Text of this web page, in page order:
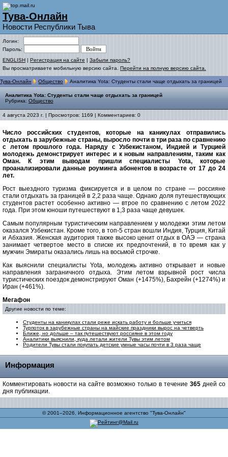
Тува-Онлайн
Новости Республики Тыва
Логин:
Пароль:
ENGLISH | Регистрация на сайте | Забыли пароль?
Вы просматриваете мобильную версию сайта. Перейти на полную версию сайта.
Тува-Онлайн Общество Аналитика Yota: Студенты стали чаще отдыхать за границей
Аналитика Yota: Студенты стали чаще отдыхать за границей
Рубрика: Общество
4 августа 2023 г. | Просмотров: 1169 | Комментариев: 0
Число российских студентов, которые на каникулах отправились
отдыхать в зарубежные страны, выросло почти в три раза по сравнению
с летом прошлого года. Наряду с Узбекистаном, Индией и Турцией
молодежь демонстрирует интерес и к новым направлениям, таким как
Оман. К этим выводам пришли специалисты Yota, которые
проанализировали данные роуминга абонентов в возрасте от 17 до 24
лет.
Рост выездного туризма фиксируется и в целом по стране — россияне
стали отдыхать за границей в 2,2 раза чаще. Однако доля путешествующих
студентов растет особенно активно — втрое по сравнению с летом 2022
года. При этом юноши путешествуют в 1,3 раза чаще девушек.
Самым популярным туристическим направлением у молодежи этим летом
оказался Узбекистан. Кроме того, в топ-5 стран вошли Индия, Турция, Китай
и Абхазия. Женская аудитория также высоко ценит отдых в ОАЭ — страна
занимает четвертое место в списке их предпочтений, в то время как у
мужчин Эмираты оказались лишь на восьмой строчке.
Как выяснили специалисты Yota, молодежь активно открывает и новые
направления заграничного отдыха. Этим летом взрывной рост числа
туристических поездок демонстрируют Оман (+1475%), Бахрейн (+1274%) и
Иран (+461%).
Мегафон
Другие новости по теме:
Студенты на каникулах стали реже искать работу и больше учиться
Турпоток в зарубежные страны на майские праздники вырос на четверть
Ближе, но дольше – так путешествуют россияне в этом году
Аналитики выяснили, куда летали жители Тувы этим летом
Родители Тувы стали покупать детские умные часы почти в 3 раза чаще
Информация
Комментировать новости на сайте возможно только в течение 365 дней со
дня публикации.
© 2001–2026, Информационное агентство "Тува-Онлайн"